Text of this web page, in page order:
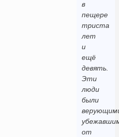
в
пещере
триста
лет
и
ещё
девять.
Эти
люди
были
от